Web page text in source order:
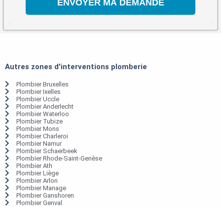
Autres zones d'interventions plomberie
Plombier Bruxelles
Plombier Ixelles
Plombier Uccle
Plombier Anderlecht
Plombier Waterloo
Plombier Tubize
Plombier Mons
Plombier Charleroi
Plombier Namur
Plombier Schaerbeek
Plombier Rhode-Saint-Genèse
Plombier Ath
Plombier Liège
Plombier Arlon
Plombier Manage
Plombier Ganshoren
Plombier Genval